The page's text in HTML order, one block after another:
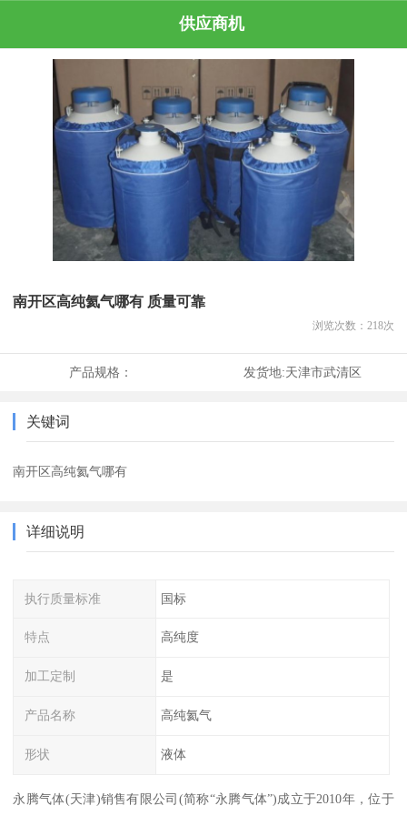
供应商机
南开区高纯氦气哪有 质量可靠
浏览次数： 218次
产品规格： 发货地:天津市武清区
关键词
南开区高纯氦气哪有
详细说明
执行质量标准 国标
特点 高纯度
加工定制 是
产品名称 高纯氦气
形状 液体
永腾气体(天津)销售有限公司(简称“永腾气体”)成立于2010年，位于